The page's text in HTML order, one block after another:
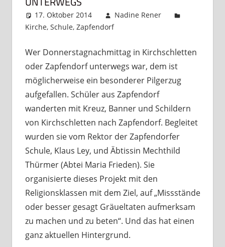
17. Oktober 2014
Nadine Rener
Kirche, Schule, Zapfendorf
Wer Donnerstagnachmittag in Kirchschletten
oder Zapfendorf unterwegs war, dem ist
möglicherweise ein besonderer Pilgerzug
aufgefallen. Schüler aus Zapfendorf
wanderten mit Kreuz, Banner und Schildern
von Kirchschletten nach Zapfendorf. Begleitet
wurden sie vom Rektor der Zapfendorfer
Schule, Klaus Ley, und Äbtissin Mechthild
Thürmer (Abtei Maria Frieden). Sie
organisierte dieses Projekt mit den
Religionsklassen mit dem Ziel, auf „Missstände
oder besser gesagt Gräueltaten aufmerksam
zu machen und zu beten“. Und das hat einen
ganz aktuellen Hintergrund.